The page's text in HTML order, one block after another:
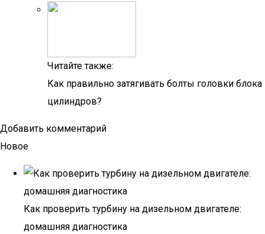
Читайте также:
Как правильно затягивать болты головки блока
цилиндров?
Добавить комментарий
Новое
Как проверить турбину на дизельном двигателе:
домашняя диагностика